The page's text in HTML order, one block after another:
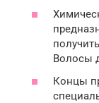
Волосы
Концы